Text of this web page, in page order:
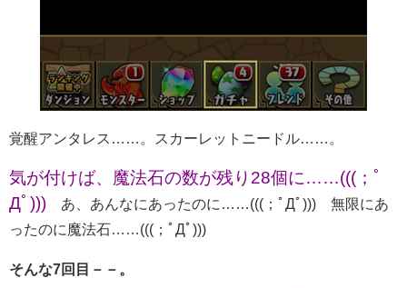
覚醒アンタレス……。スカーレットニードル……。
気が付けば、魔法石の数が残り28個に……(((；ﾟ
Дﾟ))) あ、あんなにあったのに……(((；ﾟДﾟ))) 無限にあ
ったのに魔法石……(((；ﾟДﾟ)))
そんな7回目－－。